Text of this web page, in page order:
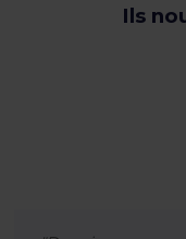
Ils